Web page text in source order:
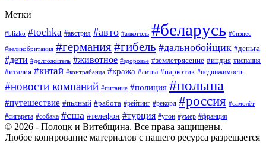
Метки
#blizko #tochka #австрия #авто #алкоголь #беларусь #бизнес
#великобритания #германия#гибель #дальнобойщик #деньга
#дети #долгожитель #животное #здоровье #землетрясение #индия #испания
#италия #китай #контрабанда #кража #литва #наркотик #недвижимость
#новости компаний #питание #полиция #польша
#путешествие #пьяный #работа #рейтинг #рекорд #россия #самолёт
#сигарета #собака #сша #телефон #турция #угон #умер #франция
© 2026 - Полоцк и Витебщина. Все права защищены.
Любое копирование материалов с нашего ресурса разрешается